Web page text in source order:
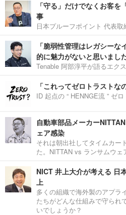
「守る」だけでなくお客
事
日本プルーフポイント 代表
「脆弱性管理はレガシー
的に魅力がないと思いまし
Tenable 阿部淳平が語るエク
「これってゼロトラスト
ID 起点の “ HENNGE流 ” ゼ
自動車部品メーカー
ェア感染
それは朝出社してタイムカー
た。NITTAN vs ランサムウェ
NICT 井上大介が考える 日
上
多くの組織で海外製のアプラ
たちがどんな仕組みで守られ
いでしょうか？